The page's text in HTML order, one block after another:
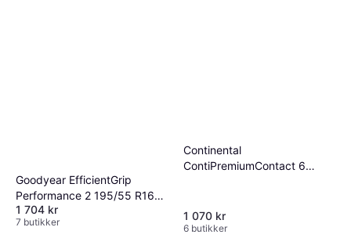
Goodyear EfficientGrip
Performance 2 195/55 R16
91H XL
1 704 kr
7 butikker
Continental
ContiPremiumContact 6
1 070 kr
6 butikker